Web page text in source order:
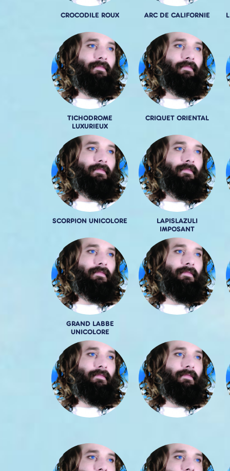
CROCODILE ROUX ARC DE CALIFORNIE
TICHODROME
LUXURIEUX
CRIQUET ORIENTAL
SCORPION UNICOLORE
LAPISLAZULI
IMPOSANT
GRAND LABBE
UNICOLORE